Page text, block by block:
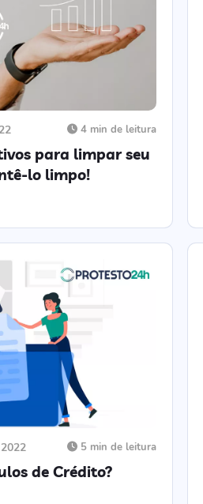
4 min de leitura
para limpar seu
lo limpo!
5 min de leitura
de Crédito?